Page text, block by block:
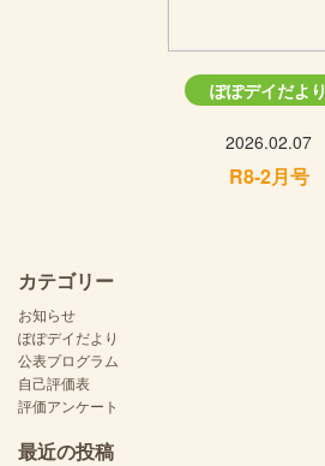
ぽぽデイだより
2026.02.07
R8-2月号
カテゴリー
お知らせ
ぽぽデイだより
公表プログラム
自己評価表
評価アンケート
最近の投稿